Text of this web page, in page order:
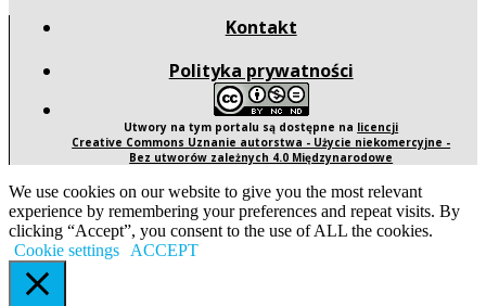
Kontakt
Polityka prywatności
Utwory na tym portalu są dostępne na licencji
Creative Commons Uznanie autorstwa - Użycie niekomercyjne -
Bez utworów zależnych 4.0 Międzynarodowe
We use cookies on our website to give you the most relevant
experience by remembering your preferences and repeat visits. By
clicking “Accept”, you consent to the use of ALL the cookies.
Cookie settings
ACCEPT